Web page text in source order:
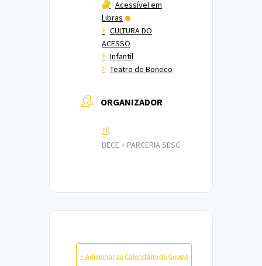
Acessível em
Libras
CULTURA DO
ACESSO
Infantil
Teatro de Boneco
ORGANIZADOR
BECE + PARCERIA SESC
+ Adicionar ao Calendário do Google